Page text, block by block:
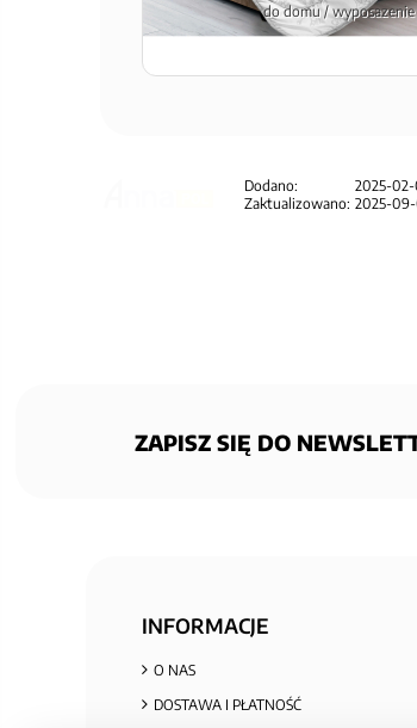
do domu / wyposazenie
Dodano:
2025-02-
Zaktualizowano: 2025-09-
ZAPISZ SIĘ DO
INFORMACJE
O NAS
DOSTAWA I PŁATNOŚĆ